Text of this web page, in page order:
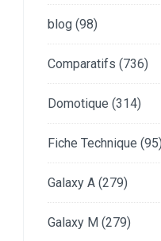
blog (98)
Comparatifs (736)
Domotique (314)
Fiche Technique (95)
Galaxy A (279)
Galaxy M (279)